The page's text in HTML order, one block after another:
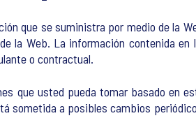
que se suministra por medio de la
la Web. La información contenida
o contractual.
que usted pueda tomar basado
sometida a posibles cambios